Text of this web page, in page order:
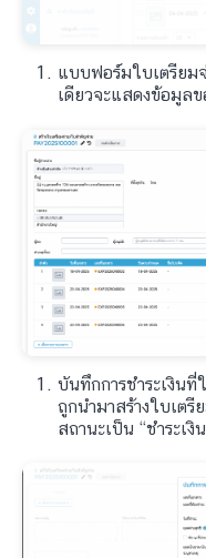
แบบฟอร์มใบเตรียม
เดียวจะแสดงข้อมูล
บันทึกการชำระเงิน
ถูกนำมาสร้างใบเต
สถานะเป็น “ชำระเ